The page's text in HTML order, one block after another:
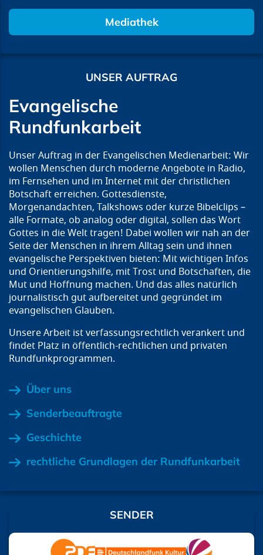
Mediathek
UNSER AUFTRAG
Evangelische
Rundfunkarbeit
Unser Auftrag in der Evangelischen Medienarbeit: Wir
wollen Menschen durch moderne Angebote in Radio,
im Fernsehen und im Internet mit der christlichen
Botschaft erreichen. Gottesdienste,
Morgenandachten, Talkshows oder kurze Bibelclips –
alle Formate, ob analog oder digital, sollen das Wort
Gottes in die Welt tragen! Dabei wollen wir nah an der
Seite der Menschen in ihrem Alltag sein und ihnen
evangelische Perspektiven bieten: Mit wichtigen Infos
und Orientierungshilfe, mit Trost und Botschaften, die
Mut und Hoffnung machen. Und das alles natürlich
journalistisch gut aufbereitet und gegründet im
evangelischen Glauben.
Unsere Arbeit ist verfassungsrechtlich verankert und
findet Platz in öffentlich-rechtlichen und privaten
Rundfunkprogrammen.
Über uns
Senderbeauftragte
Geschichte
rechtliche Grundlagen der Rundfunkarbeit
SENDER